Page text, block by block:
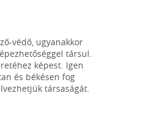
védő, ugyanakkor
társul.
képest. Igen
és békésen fog
társaságát.